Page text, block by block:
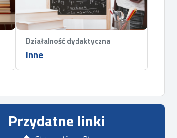
Działalność dydaktyczna
Inne
Przydatne linki